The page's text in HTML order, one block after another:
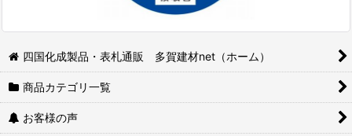
四国化成製品・表札通販 多賀建材net（ホーム）
商品カテゴリ一覧
お客様の声